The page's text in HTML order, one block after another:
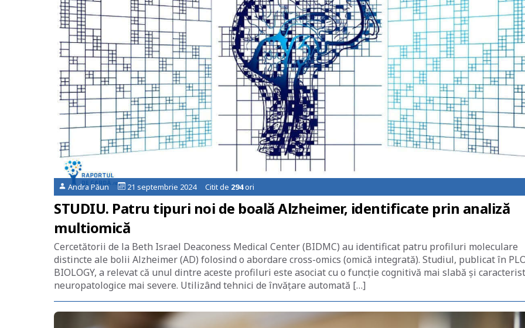
Andra Păun 21 septembrie 2024 Citit de 294ori
STUDIU. Patru tipuri noi de boală Alzheimer, identificate prin analiză
multiomică
Cercetătorii de la Beth Israel Deaconess Medical Center (BIDMC) au identificat patru profiluri moleculare
distincte ale bolii Alzheimer (AD) folosind o abordare cross-omics (omică integrată). Studiul, publicat în
BIOLOGY, a relevat că unul dintre aceste profiluri este asociat cu o funcție cognitivă mai slabă și
neuropatologice mai severe. Utilizând tehnici de învățare automată […]